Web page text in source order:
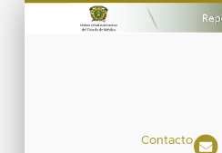
Contacto